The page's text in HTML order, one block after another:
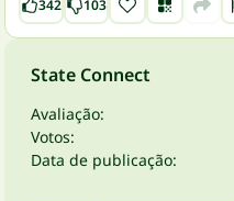
342 103
State Connect
Avaliação:
Votos:
Data de publicação: